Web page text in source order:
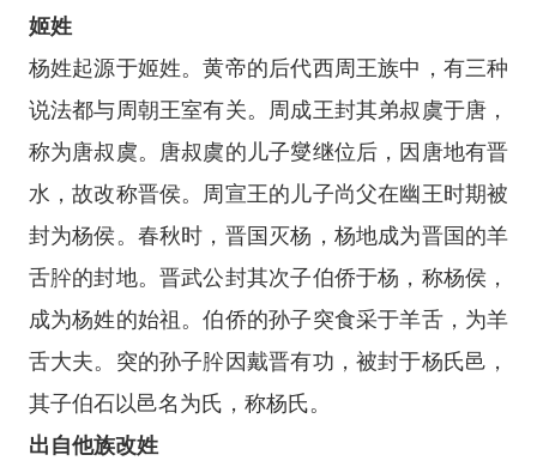
姬姓
杨姓起源于姬姓。黄帝的后代西周王族中，有三种
说法都与周朝王室有关。周成王封其弟叔虞于唐，
称为唐叔虞。唐叔虞的儿子燮继位后，因唐地有晋
水，故改称晋侯。周宣王的儿子尚父在幽王时期被
封为杨侯。春秋时，晋国灭杨，杨地成为晋国的羊
舌肸的封地。晋武公封其次子伯侨于杨，称杨侯，
成为杨姓的始祖。伯侨的孙子突食采于羊舌，为羊
舌大夫。突的孙子肸因戴晋有功，被封于杨氏邑，
其子伯石以邑名为氏，称杨氏。
出自他族改姓